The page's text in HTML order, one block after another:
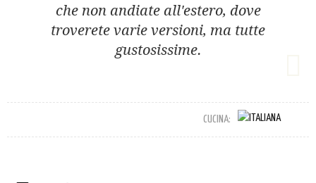
che non andiate all'estero, dove
troverete varie versioni, ma tutte
gustosissime.
CUCINA: